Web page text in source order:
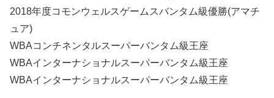
2018年度コモンウェルスゲームスバンタム級優勝(アマチ
ュア)
WBAコンチネンタルスーパーバンタム級王座
WBAインターナショナルスーパーバンタム級王座
WBAインターナショナルスーパーバンタム級王座